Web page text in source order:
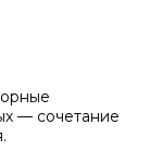
— сочетание